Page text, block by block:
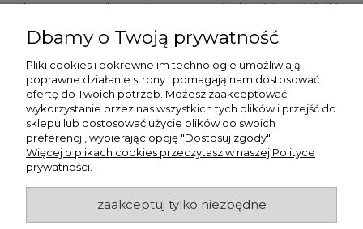
Ulex Sp. z O.O. , ul. T.T. Jeża 15, 43-300 Bielsko Biała, woj. śląskie,
9372470787
ulex.com.pl © 2026
Dbamy o Twoją prywatność
Pliki cookies i pokrewne im technologie umożliwiają
poprawne działanie strony i pomagają nam dostosować
ofertę do Twoich potrzeb. Możesz zaakceptować
wykorzystanie przez nas wszystkich tych plików i przejść do
sklepu lub dostosować użycie plików do swoich
preferencji, wybierając opcję "Dostosuj zgody".
Więcej o plikach cookies przeczytasz w naszej Polityce
prywatności.
zaakceptuj tylko niezbędne